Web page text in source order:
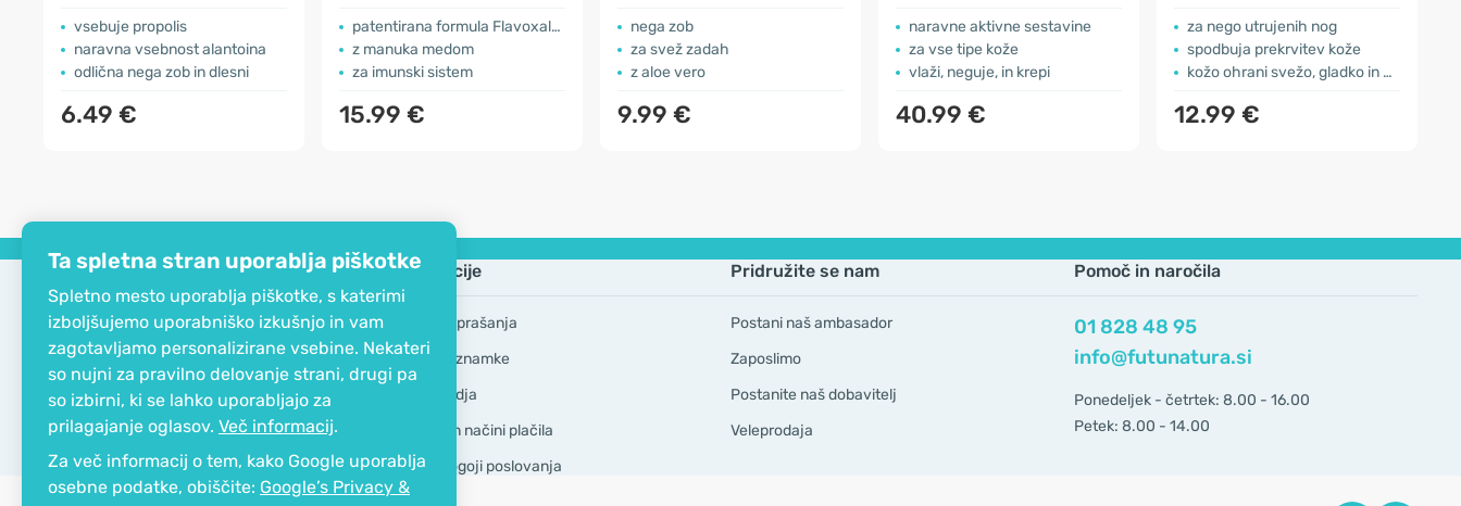
Ta spletna stran uporablja piškotke
Spletno mesto uporablja piškotke, s katerimi
izboljšujemo uporabniško izkušnjo in vam
zagotavljamo personalizirane vsebine. Nekateri
so nujni za pravilno delovanje strani, drugi pa
so izbirni, ki se lahko uporabljajo za
prilagajanje oglasov. Več informacij.
Za več informacij o tem, kako Google uporablja
osebne podatke, obiščite: Google’s Privacy &
vsebuje propolis
naravna vsebnost alantoina
odlična nega zob in dlesni
6.49 €
patentirana formula Flavoxale®
z manuka medom
za imunski sistem
15.99 €
nega zob
za svež zadah
z aloe vero
9.99 €
​naravne aktivne sestavine
za vse tipe kože
vlaži, neguje, in krepi
40.99 €
za nego utrujenih nog
spodbuja prekrvitev kože
kožo ohrani svežo, gladko in voljno
12.99 €
Podjetje
EKO certifikat
Kontakt
O podjetju
Informacije
Pogosta vprašanja
Blagovne znamke
GDPR Orodja
Dostava in načini plačila
Splošni pogoji poslovanja
Pridružite se nam
Postani naš ambasador
Zaposlimo
Postanite naš dobavitelj
Veleprodaja
Pomoč in naročila
01 828 48 95
info@futunatura.si
Ponedeljek - četrtek: 8.00 - 16.00
Petek: 8.00 - 14.00